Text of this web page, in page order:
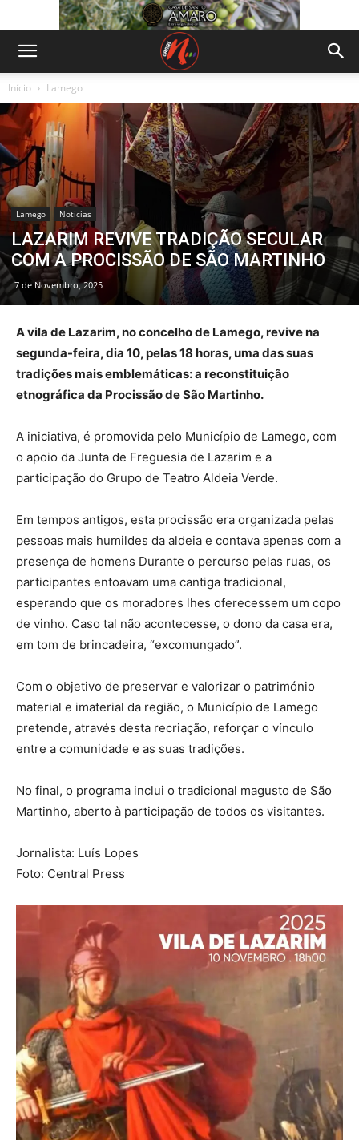
Início Lamego
Lamego Notícias
LAZARIM REVIVE TRADIÇÃO SECULAR
COM A PROCISSÃO DE SÃO MARTINHO
7 de Novembro, 2025
A vila de Lazarim, no concelho de Lamego, revive na
segunda-feira, dia 10, pelas 18 horas, uma das suas
tradições mais emblemáticas: a reconstituição
etnográfica da Procissão de São Martinho.
A iniciativa, é promovida pelo Município de Lamego, com
o apoio da Junta de Freguesia de Lazarim e a
participação do Grupo de Teatro Aldeia Verde.
Em tempos antigos, esta procissão era organizada pelas
pessoas mais humildes da aldeia e contava apenas com a
presença de homens Durante o percurso pelas ruas, os
participantes entoavam uma cantiga tradicional,
esperando que os moradores lhes oferecessem um copo
de vinho. Caso tal não acontecesse, o dono da casa era,
em tom de brincadeira, “excomungado”.
Com o objetivo de preservar e valorizar o património
material e imaterial da região, o Município de Lamego
pretende, através desta recriação, reforçar o vínculo
entre a comunidade e as suas tradições.
No final, o programa inclui o tradicional magusto de São
Martinho, aberto à participação de todos os visitantes.
Jornalista: Luís Lopes
Foto: Central Press